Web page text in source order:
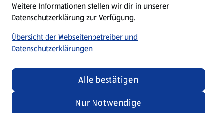
Datenschutz- und Richtlinienmenü
Cookie-Einstellungen
Impressum
Nutzungsbedingungen
Security Policy
Weitere Informationen stellen wir dir in unserer
Datenschutzerklärung zur Verfügung.
Übersicht der Webseitenbetreiber und
Datenschutzerklärungen
Nur Notwendige
Alle bestätigen